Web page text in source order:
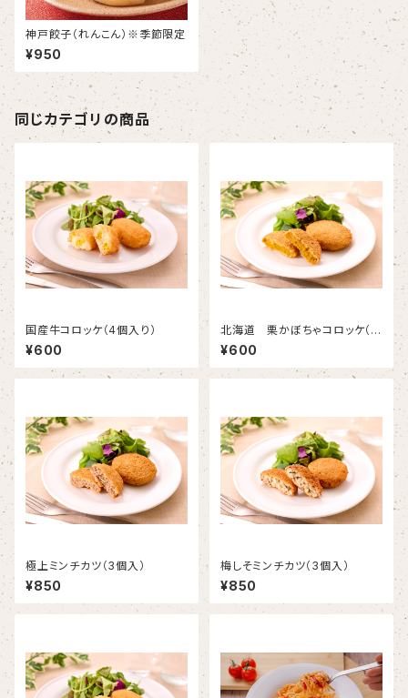
神戸餃子（れんこん）※季節限定
¥950
同じカテゴリの商品
国産牛コロッケ（4個入り）
¥600
北海道 栗かぼちゃコロッケ（3
個入）
¥600
極上ミンチカツ（3個入）
¥850
梅しそミンチカツ（3個入）
¥850